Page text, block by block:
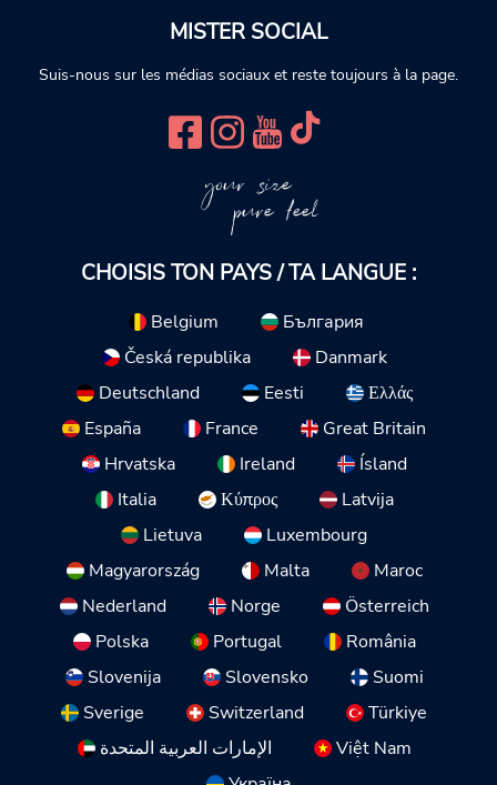
MISTER SOCIAL
Suis-nous sur les médias sociaux et reste toujours à la page.
your size
pure feel
CHOISIS TON PAYS / TA LANGUE :
Belgium
България
Česká republika
Danmark
Deutschland
Eesti
Ελλάς
España
France
Great Britain
Hrvatska
Ireland
Ísland
Italia
Κύπρος
Latvija
Lietuva
Luxembourg
Magyarország
Malta
Maroc
Nederland
Norge
Österreich
Polska
Portugal
România
Slovenija
Slovensko
Suomi
Sverige
Switzerland
Türkiye
الإمارات العربية المتحدة
Việt Nam